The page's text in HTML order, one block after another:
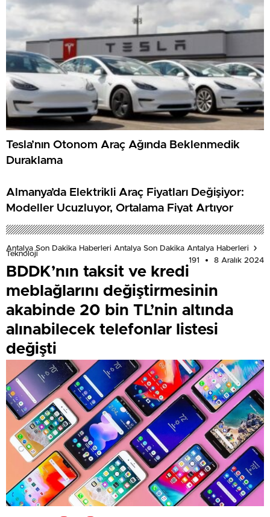
Tesla’nın Otonom Araç Ağında Beklenmedik
Duraklama
Almanya’da Elektrikli Araç Fiyatları Değişiyor:
Modeller Ucuzluyor, Ortalama Fiyat Artıyor
Antalya Son Dakika Haberleri Antalya Son Dakika Antalya Haberleri
Teknoloji
191
8 Aralık 2024
BDDK’nın taksit ve kredi
meblağlarını değiştirmesinin
akabinde 20 bin TL’nin altında
alınabilecek telefonlar listesi
değişti